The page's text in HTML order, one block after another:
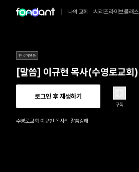
나의 교회 시리즈라이브클래스
한국어말씀
[말씀] 이규현 목사(수영로교회)
로그인 후 재생하기
구독
수영로교회 이규현 목사의 말씀강해